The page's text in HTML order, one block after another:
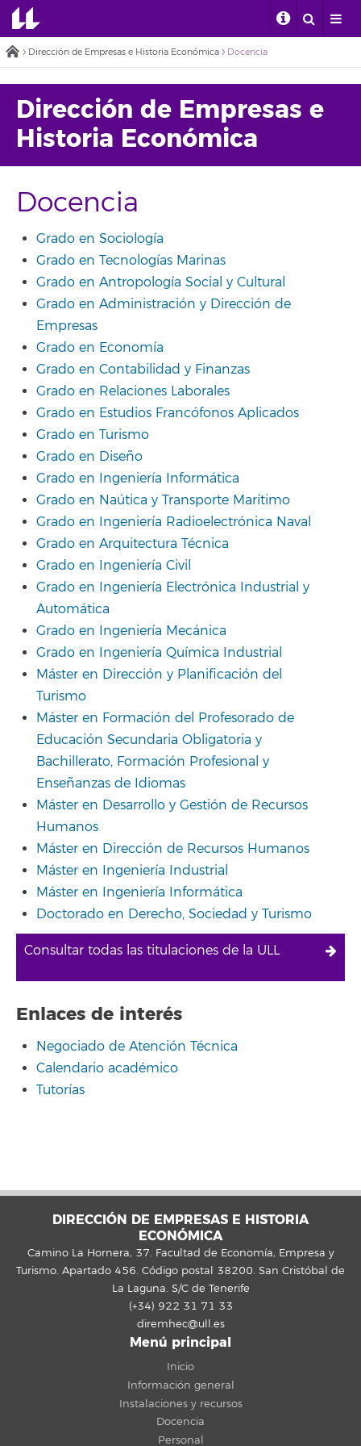
Dirección de Empresas e Historia Económica Docencia
Dirección de Empresas e
Historia Económica
Docencia
Grado en Sociología
Grado en Tecnologías Marinas
Grado en Antropología Social y Cultural
Grado en Administración y Dirección de
Empresas
Grado en Economía
Grado en Contabilidad y Finanzas
Grado en Relaciones Laborales
Grado en Estudios Francófonos Aplicados
Grado en Turismo
Grado en Diseño
Grado en Ingeniería Informática
Grado en Naútica y Transporte Marítimo
Grado en Ingeniería Radioelectrónica Naval
Grado en Arquitectura Técnica
Grado en Ingeniería Civil
Grado en Ingeniería Electrónica Industrial y
Automática
Grado en Ingeniería Mecánica
Grado en Ingeniería Química Industrial
Máster en Dirección y Planificación del
Turismo
Máster en Formación del Profesorado de
Educación Secundaria Obligatoria y
Bachillerato, Formación Profesional y
Enseñanzas de Idiomas
Máster en Desarrollo y Gestión de Recursos
Humanos
Máster en Dirección de Recursos Humanos
Máster en Ingeniería Industrial
Máster en Ingeniería Informática
Doctorado en Derecho, Sociedad y Turismo
Consultar todas las titulaciones de la ULL
Enlaces de interés
Negociado de Atención Técnica
Calendario académico
Tutorías
DIRECCIÓN DE EMPRESAS E HISTORIA
ECONÓMICA
Camino La Hornera, 37. Facultad de Economía, Empresa y
Turismo. Apartado 456. Código postal 38200. San Cristóbal de
La Laguna. S/C de Tenerife
(+34) 922 31 71 33
diremhec@ull.es
Menú principal
Inicio
Información general
Instalaciones y recursos
Docencia
Personal